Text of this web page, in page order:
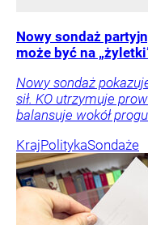
Nowy sondaż
może być na
Nowy sondaż
sił. KO utrzymuje
balansuje wokół
KrajPolitykaSondaże